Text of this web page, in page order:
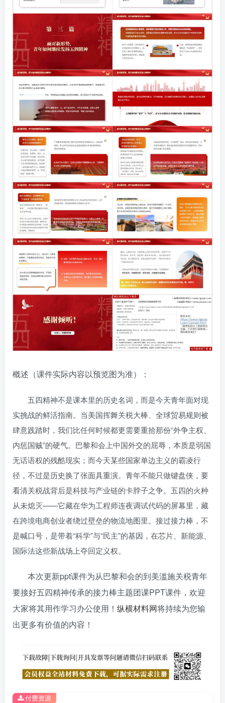
概述（课件实际内容以预览图为准）：
五四精神不是课本里的历史名词，而是今天青年面对现
实挑战的鲜活指南。当美国挥舞关税大棒、全球贸易规则被
肆意践踏时，我们比任何时候都更需要重拾那份“外争主权、
内惩国贼”的硬气。巴黎和会上中国外交的屈辱，本质是弱国
无话语权的残酷现实；而今天某些国家单边主义的霸凌行
径，不过是历史换了张面具重演。青年不能只做键盘侠，要
看清关税战背后是科技与产业链的卡脖子之争。五四的火种
从未熄灭——它藏在华为工程师连夜调试代码的屏幕里，藏
在跨境电商创业者绕过壁垒的物流地图里。接过接力棒，不
是喊口号，是带着“科学”与“民主”的基因，在芯片、新能源、
国际法这些新战场上夺回定义权。
本次更新ppt课件为从巴黎和会的到美滥施关税青年
要接好五四精神传承的接力棒主题团课PPT课件，欢迎
大家将其用作学习办公使用！ 纵横材料网将持续为您输
出更多有价值的内容！
付费资源